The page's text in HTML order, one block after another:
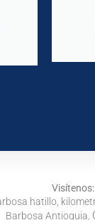
Visítenos:
hatillo,
Barbosa Antioquia,